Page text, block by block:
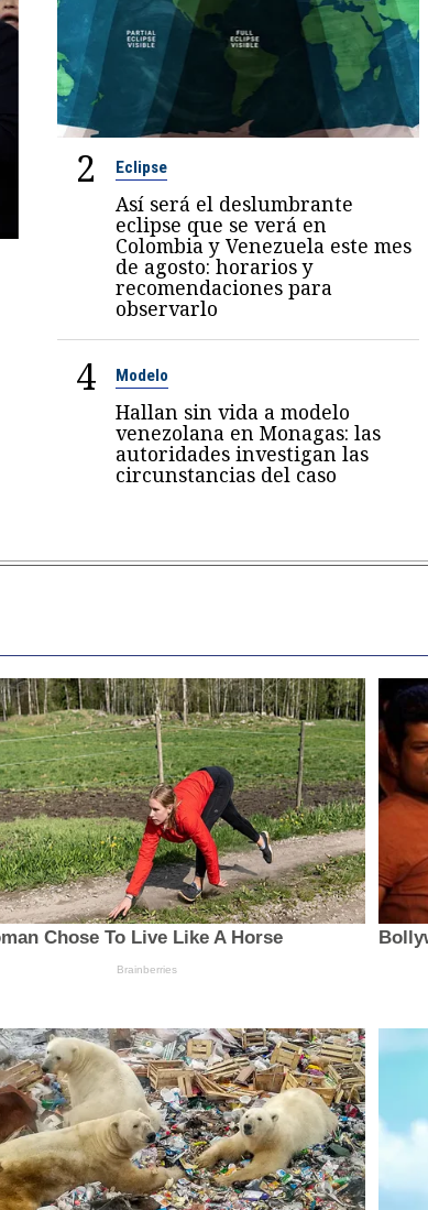
2 Eclipse
Así será el deslumbrante
eclipse que se verá en
Colombia y Venezuela este mes
de agosto: horarios y
recomendaciones para
observarlo
4 Modelo
Hallan sin vida a modelo
venezolana en Monagas: las
autoridades investigan las
circunstancias del caso